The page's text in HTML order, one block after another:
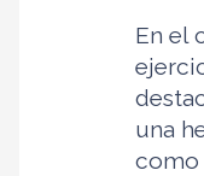
En el
una
como